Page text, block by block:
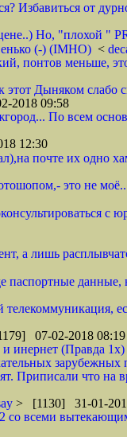
от
Но, "плохой "
(-) (IMHO) <
понтов меньше,
Дыняком слабо
2018 09:58
По всем
12:30
почте их одно
это не
а лишь
паспортные
07-02-2018 08:19
инернет (Правда
зарубежных
Приписали что на
> [1130] 31-01-
со всеми